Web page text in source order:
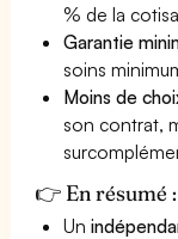
% de la
Garantie
soins
Moins de
son contrat,
👉 En résumé :
Un